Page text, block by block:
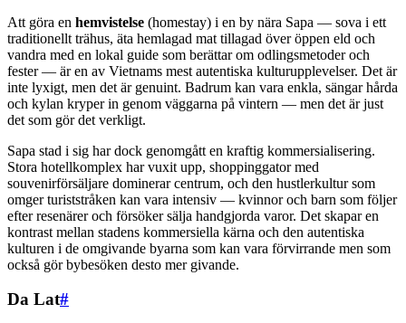
Att göra en hemvistelse (homestay) i en by nära Sapa — sova i ett
traditionellt trähus, äta hemlagad mat tillagad över öppen eld och
vandra med en lokal guide som berättar om odlingsmetoder och
fester — är en av Vietnams mest autentiska kulturupplevelser. Det är
inte lyxigt, men det är genuint. Badrum kan vara enkla, sängar hårda
och kylan kryper in genom väggarna på vintern — men det är just
det som gör det verkligt.
Sapa stad i sig har dock genomgått en kraftig kommersialisering.
Stora hotellkomplex har vuxit upp, shoppinggator med
souvenirförsäljare dominerar centrum, och den hustlerkultur som
omger turiststråken kan vara intensiv — kvinnor och barn som följer
efter resenärer och försöker sälja handgjorda varor. Det skapar en
kontrast mellan stadens kommersiella kärna och den autentiska
kulturen i de omgivande byarna som kan vara förvirrande men som
också gör bybesöken desto mer givande.
Da Lat#